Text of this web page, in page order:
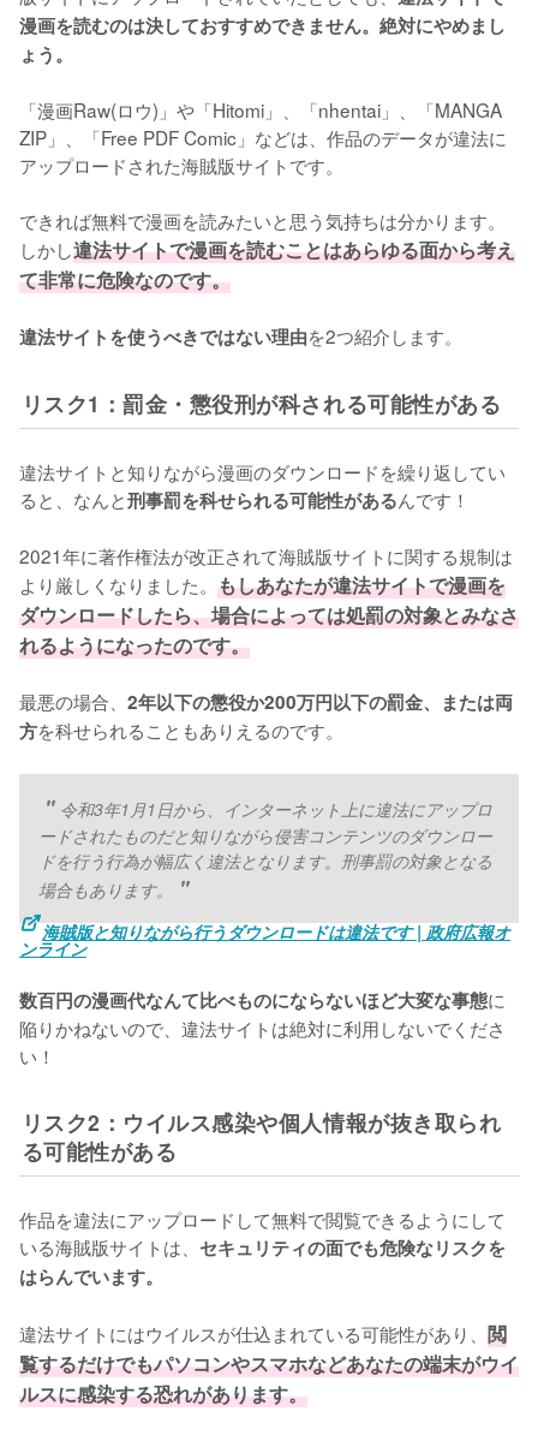
漫画を読むのは決しておすすめできません。絶対にやめまし
ょう。
「漫画Raw(ロウ)」や「Hitomi」、「nhentai」、「MANGA
ZIP」、「Free PDF Comic」などは、作品のデータが違法に
アップロードされた海賊版サイトです。
できれば無料で漫画を読みたいと思う気持ちは分かります。
しかし違法サイトで漫画を読むことはあらゆる面から考え
て非常に危険なのです。
違法サイトを使うべきではない理由を2つ紹介します。
リスク1：罰金・懲役刑が科される可能性がある
違法サイトと知りながら漫画のダウンロードを繰り返してい
ると、なんと刑事罰を科せられる可能性があるんです！
2021年に著作権法が改正されて海賊版サイトに関する規制は
より厳しくなりました。 もしあなたが違法サイトで漫画を
ダウンロードしたら、場合によっては処罰の対象とみなさ
れるようになったのです。
最悪の場合、 2年以下の懲役か200万円以下の罰金、または両
方を科せられることもありえるのです。
令和3年1月1日から、インターネット上に違法にアップロ
ードされたものだと知りながら侵害コンテンツのダウンロー
ドを行う行為が幅広く違法となります。刑事罰の対象となる
場合もあります。
海賊版と知りながら行うダウンロードは違法です | 政府広報オ
ンライン
数百円の漫画代なんて比べものにならないほど大変な事態に
陥りかねないので、違法サイトは絶対に利用しないでくださ
い！
リスク2：ウイルス感染や個人情報が抜き取られ
る可能性がある
作品を違法にアップロードして無料で閲覧できるようにして
いる海賊版サイトは、 セキュリティの面でも危険なリスクを
はらんでいます。
違法サイトにはウイルスが仕込まれている可能性があり、 閲
覧するだけでもパソコンやスマホなどあなたの端末がウイ
ルスに感染する恐れがあります。